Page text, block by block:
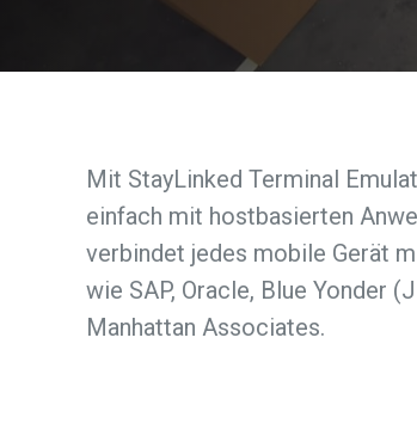
Mit StayLinked Terminal
einfach mit hostbasierten
verbindet jedes mobile Gerät
wie SAP, Oracle, Blue Yonder
Manhattan Associates.